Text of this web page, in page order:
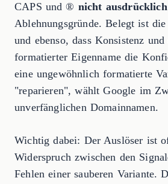
CAPS und ® nicht ausdrücklich
Ablehnungsgründe. Belegt ist
und ebenso, dass Konsistenz und
formatierter Eigenname die
eine ungewöhnlich formatierte
"reparieren", wählt Google im
unverfänglichen Domainnamen.
Wichtig dabei: Der Auslöser ist
Widerspruch zwischen den
Fehlen einer sauberen Variante.